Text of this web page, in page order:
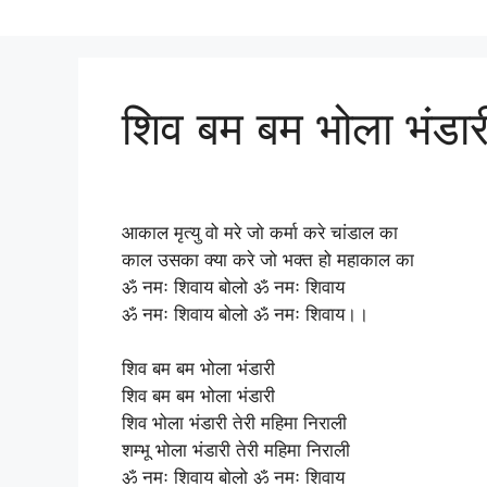
शिव बम बम भोला
आकाल मृत्यु वो मरे जो कर्मा करे चांडाल का
काल उसका क्या करे जो भक्त हो महाकाल का
ॐ नमः शिवाय बोलो ॐ नमः शिवाय
ॐ नमः शिवाय बोलो ॐ नमः शिवाय।।
शिव बम बम भोला भंडारी
शिव बम बम भोला भंडारी
शिव भोला भंडारी तेरी महिमा निराली
शम्भू भोला भंडारी तेरी महिमा निराली
ॐ नमः शिवाय बोलो ॐ नमः शिवाय